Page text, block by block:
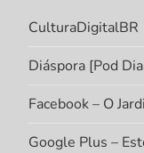
CulturaDigitalBR
Diáspora [Pod
Facebook – O
Google Plus –